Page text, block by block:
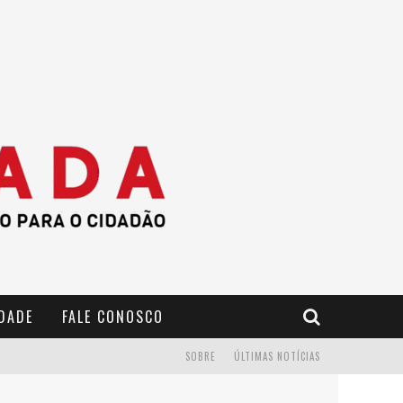
FALE CONOSCO
ÚLTIMAS NOTÍCIAS
SOBRE